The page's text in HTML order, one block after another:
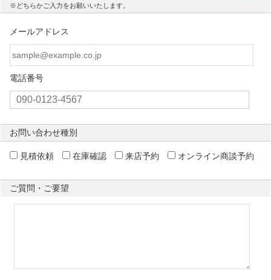
※どちらかご入力をお願いいたします。
メールアドレス
電話番号
お問い合わせ種別
見積依頼 在庫確認 来店予約 オンライン商談予約
ご質問・ご要望